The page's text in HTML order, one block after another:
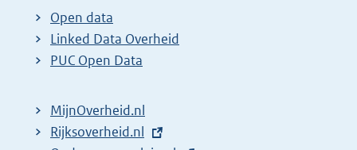
t
e
r
l
i
Open data
Linked Data Overheid
PUC Open Data
MijnOverheid.nl
E
Rijksoverheid.nl